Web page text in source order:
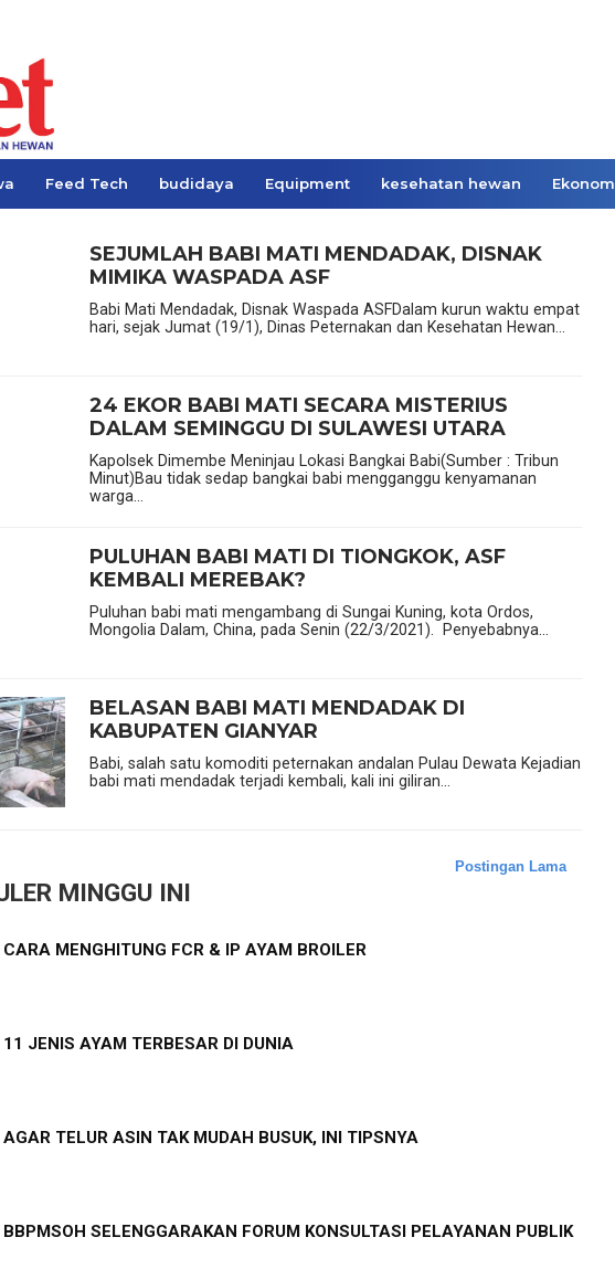
Feed Tech budidaya Equipment kesehatan hewan
SEJUMLAH BABI MATI MENDADAK, DISNAK
MIMIKA WASPADA ASF
Babi Mati Mendadak, Disnak Waspada ASFDalam kurun waktu empat
hari, sejak Jumat (19/1), Dinas Peternakan dan Kesehatan Hewan...
24 EKOR BABI MATI SECARA MISTERIUS
DALAM SEMINGGU DI SULAWESI UTARA
Kapolsek Dimembe Meninjau Lokasi Bangkai Babi(Sumber : Tribun
Minut)Bau tidak sedap bangkai babi mengganggu kenyamanan
warga...
PULUHAN BABI MATI DI TIONGKOK, ASF
KEMBALI MEREBAK?
Puluhan babi mati mengambang di Sungai Kuning, kota Ordos,
Mongolia Dalam, China, pada Senin (22/3/2021). Penyebabnya...
BELASAN BABI MATI MENDADAK DI
KABUPATEN GIANYAR
Babi, salah satu komoditi peternakan andalan Pulau Dewata Kejadian
babi mati mendadak terjadi kembali, kali ini giliran...
Postingan Lama
MINGGU INI
CARA MENGHITUNG FCR & IP AYAM BROILER
11 JENIS AYAM TERBESAR DI DUNIA
AGAR TELUR ASIN TAK MUDAH BUSUK, INI TIPSNYA
BBPMSOH SELENGGARAKAN FORUM KONSULTASI PELAYANAN PUBLIK